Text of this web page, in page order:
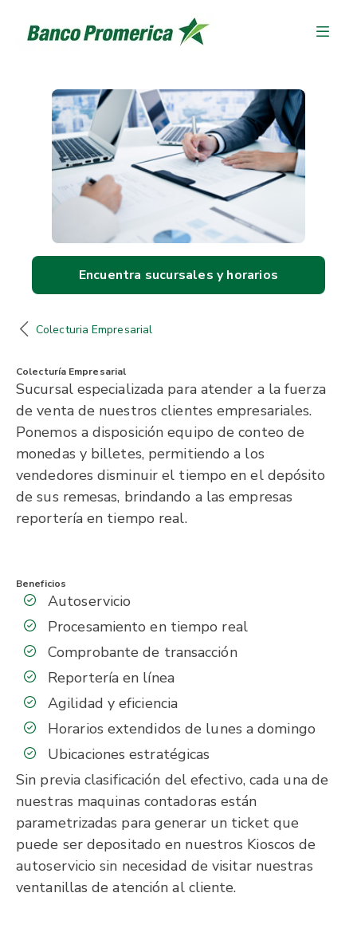
Colecturía Empresarial
Sucursal especializada para atender a la fuerza
de venta de nuestros clientes empresariales.
Ponemos a disposición equipo de conteo de
monedas y billetes, permitiendo a los
vendedores disminuir el tiempo en el depósito
de sus remesas, brindando a las empresas
reportería en tiempo real.
Beneficios
Autoservicio
Procesamiento en tiempo real
Comprobante de transacción
Reportería en línea
Agilidad y eficiencia
Horarios extendidos de lunes a domingo
Ubicaciones estratégicas
Sin previa clasificación del efectivo, cada una de
nuestras maquinas contadoras están
parametrizadas para generar un ticket que
puede ser depositado en nuestros Kioscos de
autoservicio sin necesidad de visitar nuestras
ventanillas de atención al cliente.
Encuentra sucursales y horarios
Colecturia Empresarial